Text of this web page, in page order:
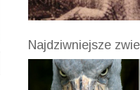
Najdziwniejsze